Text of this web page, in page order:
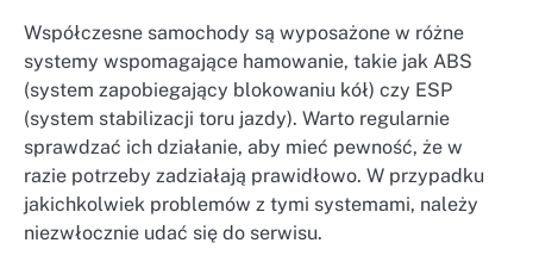
Współczesne samochody są wyposażone w różne
systemy wspomagające hamowanie, takie jak ABS
(system zapobiegający blokowaniu kół) czy ESP
(system stabilizacji toru jazdy). Warto regularnie
sprawdzać ich działanie, aby mieć pewność, że w
razie potrzeby zadziałają prawidłowo. W przypadku
jakichkolwiek problemów z tymi systemami, należy
niezwłocznie udać się do serwisu.